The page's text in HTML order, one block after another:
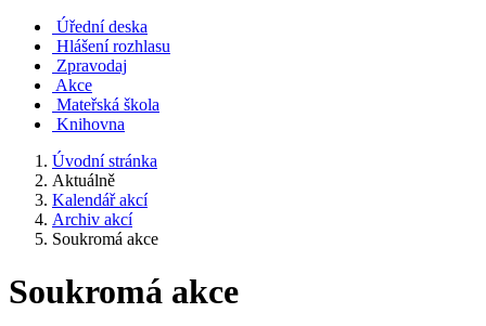
Úřední deska
Hlášení rozhlasu
Zpravodaj
Akce
Mateřská škola
Knihovna
Úvodní stránka
Aktuálně
Kalendář akcí
Archiv akcí
Soukromá akce
Soukromá akce